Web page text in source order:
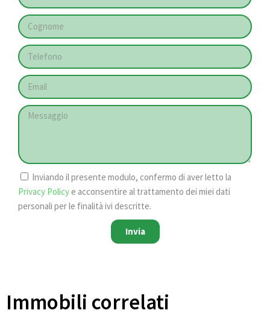
Inviando il presente modulo, confermo di aver letto la
Privacy Policy e acconsentire al trattamento dei miei dati
personali per le finalità ivi descritte.
Invia
Immobili correlati​